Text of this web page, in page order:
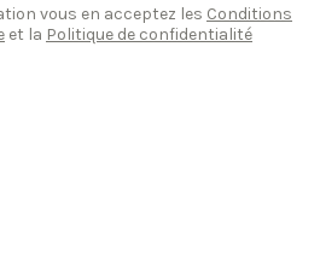
vous en acceptez les Conditions
et la Politique de confidentialité